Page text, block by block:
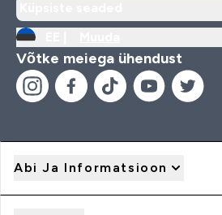
Võtke meiega ühendust
Abi Ja Informatsioon